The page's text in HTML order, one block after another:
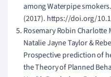
among Waterpipe
(2017). https://doi.org/
Rosemary Robin Charlotte
Natalie Jayne Taylor &
Prospective prediction of
the Theory of Planned